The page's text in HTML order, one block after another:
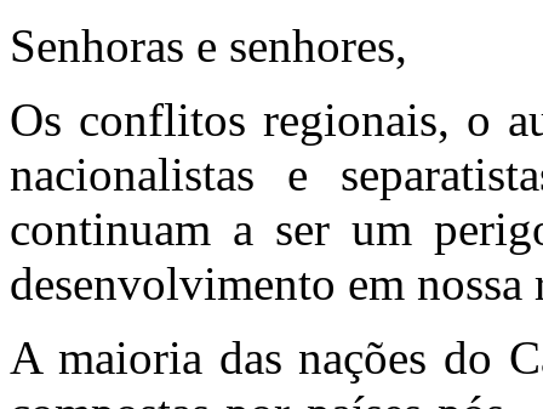
Senhoras e senhores,
Os conflitos regionais, o
nacionalistas e
continuam a ser um
desenvolvimento em nossa
A maioria das nações do